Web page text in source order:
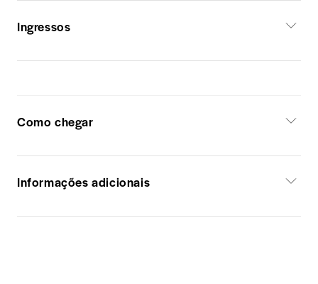
Ingressos
Como chegar
Informações adicionais